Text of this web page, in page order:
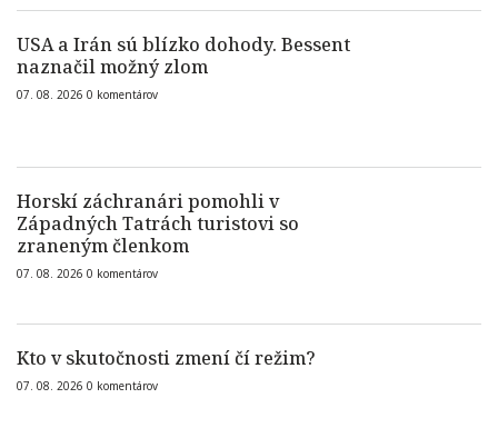
USA a Irán sú blízko dohody. Bessent
naznačil možný zlom
07. 08. 2026 0 komentárov
Horskí záchranári pomohli v
Západných Tatrách turistovi so
zraneným členkom
07. 08. 2026 0 komentárov
Kto v skutočnosti zmení čí režim?
07. 08. 2026 0 komentárov